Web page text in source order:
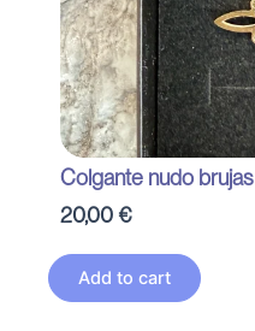
Colgante nudo brujas
20,00 €
Add to cart